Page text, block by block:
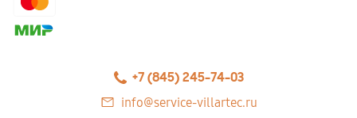
+7 (845) 245-74-03
info@service-villartec.ru